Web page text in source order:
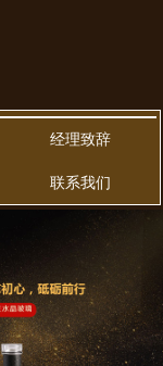
经理致辞
联系我们